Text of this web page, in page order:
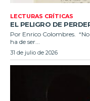
LECTURAS CRÍTICAS
EL PELIGRO DE
Por Enrico Colombres. “No quiero favores en perjuicio de mi país; este
ha de ser...
31 de julio de 2026